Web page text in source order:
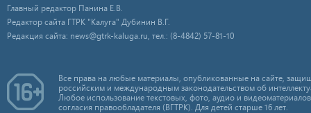
Главный редактор Панина Е.В.
Редактор сайта ГТРК "Калуга" Дубинин В.Г.
Редакция сайта: news@gtrk-kaluga.ru, тел.: (8-4842) 57-81-10
Все права на любые материалы, опубликованные на сайте,
российским и международным законодательством об
Любое использование текстовых, фото, аудио и
согласия правообладателя (ВГТРК). Для детей старше 16 лет.